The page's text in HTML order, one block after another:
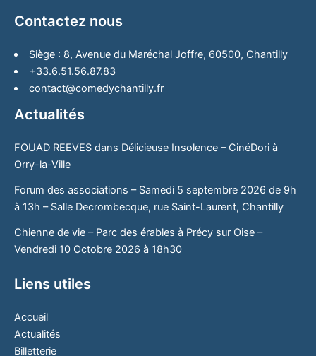
Contactez nous
Siège : 8, Avenue du Maréchal Joffre, 60500, Chantilly
+33.6.51.56.87.83
contact@comedychantilly.fr
Actualités
FOUAD REEVES dans Délicieuse Insolence – CinéDori à
Orry-la-Ville
Forum des associations – Samedi 5 septembre 2026 de 9h
à 13h – Salle Decrombecque, rue Saint-Laurent, Chantilly
Chienne de vie – Parc des érables à Précy sur Oise –
Vendredi 10 Octobre 2026 à 18h30
Liens utiles
Accueil
Actualités
Billetterie